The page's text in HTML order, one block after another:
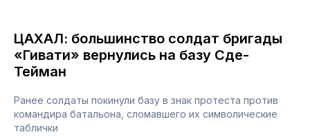
ЦАХАЛ: большинство солдат бригады
«Гивати» вернулись на базу Сде-
Тейман
Ранее солдаты покинули базу в знак протеста против
командира батальона, сломавшего их символические
таблички